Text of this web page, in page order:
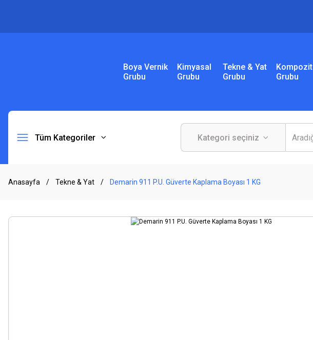
Boya Vernik
Grubu
Kimyasal
Grubu
Tekne & Yat
Grubu
Kompozit
Grubu
Tüm Kategoriler
Anasayfa Tekne & Yat Demarin 911 P.U. Güverte Kaplama Boyası 1 KG